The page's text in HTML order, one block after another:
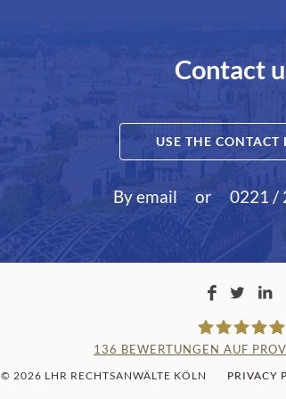
Contact
USE THE CONTACT
By email or 0221 /
136 BEWERTUNGEN AUF
© 2026 LHR RECHTSANWÄLTE KÖLN PRIVACY